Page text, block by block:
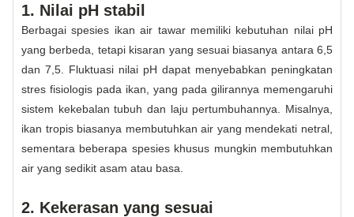
1. Nilai pH stabil
Berbagai spesies ikan air tawar memiliki kebutuhan nilai pH
yang berbeda, tetapi kisaran yang sesuai biasanya antara 6,5
​​dan 7,5. Fluktuasi nilai pH dapat menyebabkan peningkatan
stres fisiologis pada ikan, yang pada gilirannya memengaruhi
sistem kekebalan tubuh dan laju pertumbuhannya. Misalnya,
ikan tropis biasanya membutuhkan air yang mendekati netral,
sementara beberapa spesies khusus mungkin membutuhkan
air yang sedikit asam atau basa.
2. Kekerasan yang sesuai